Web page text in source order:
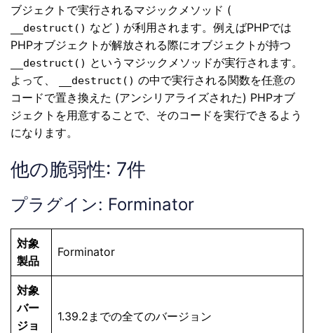
ブジェクトで実行されるマジックメソッド (
__destruct() など ) が利用されます。例えばPHPでは
PHPオブジェクトが解放される際にオブジェクトが持つ
__destruct() というマジックメソッドが実行されます。
よって、
__destruct() の中で実行される関数を任意の
コードで置き換えた (アンシリアライズされた) PHPオブ
ジェクトを用意することで、そのコードを実行できるよう
になります。
他の脆弱性: 7件
プラグイン: Forminator
対象
製品
Forminator
対象
バー
ジョ
1.39.2までの全てのバージョン